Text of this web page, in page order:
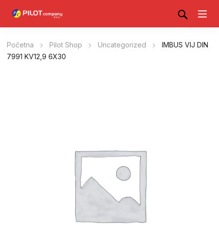
Početna Pilot Shop Uncategorized
IMBUS VIJ DIN
7991 KV12,9 6X30